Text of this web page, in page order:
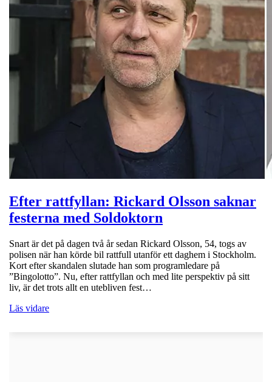
Efter rattfyllan: Rickard Olsson saknar
festerna med Soldoktorn
Snart är det på dagen två år sedan Rickard Olsson, 54, togs av
polisen när han körde bil rattfull utanför ett daghem i Stockholm.
Kort efter skandalen slutade han som programledare på
”Bingolotto”. Nu, efter rattfyllan och med lite perspektiv på sitt
liv, är det trots allt en utebliven fest…
Läs vidare